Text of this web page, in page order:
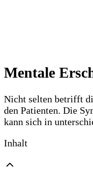
Mentale
Nicht selten betrifft
den Patienten. Die
kann sich in
Inhalt